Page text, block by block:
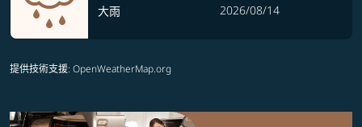
大雨
2026/08/14
提供技術支援: OpenWeatherMap.org